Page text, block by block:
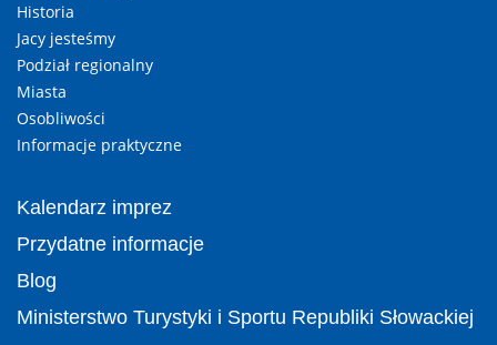
Historia
Jacy jesteśmy
Podział regionalny
Miasta
Osobliwości
Informacje praktyczne
Kalendarz imprez
Przydatne informacje
Blog
Ministerstwo Turystyki i Sportu Republiki Słowackiej